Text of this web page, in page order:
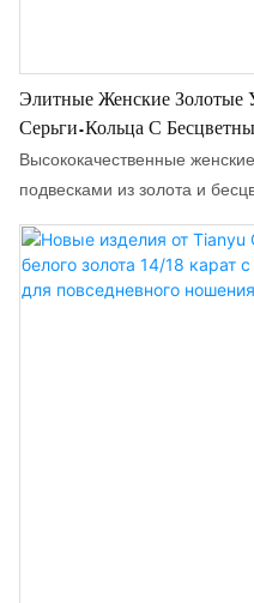
Элитные Женские Золотые
Серьги-Кольца С
Огранки «изумруд» 4
Высококачественные
подвесками из золота и
большим объемом продаж,
осваивать новые рынки,